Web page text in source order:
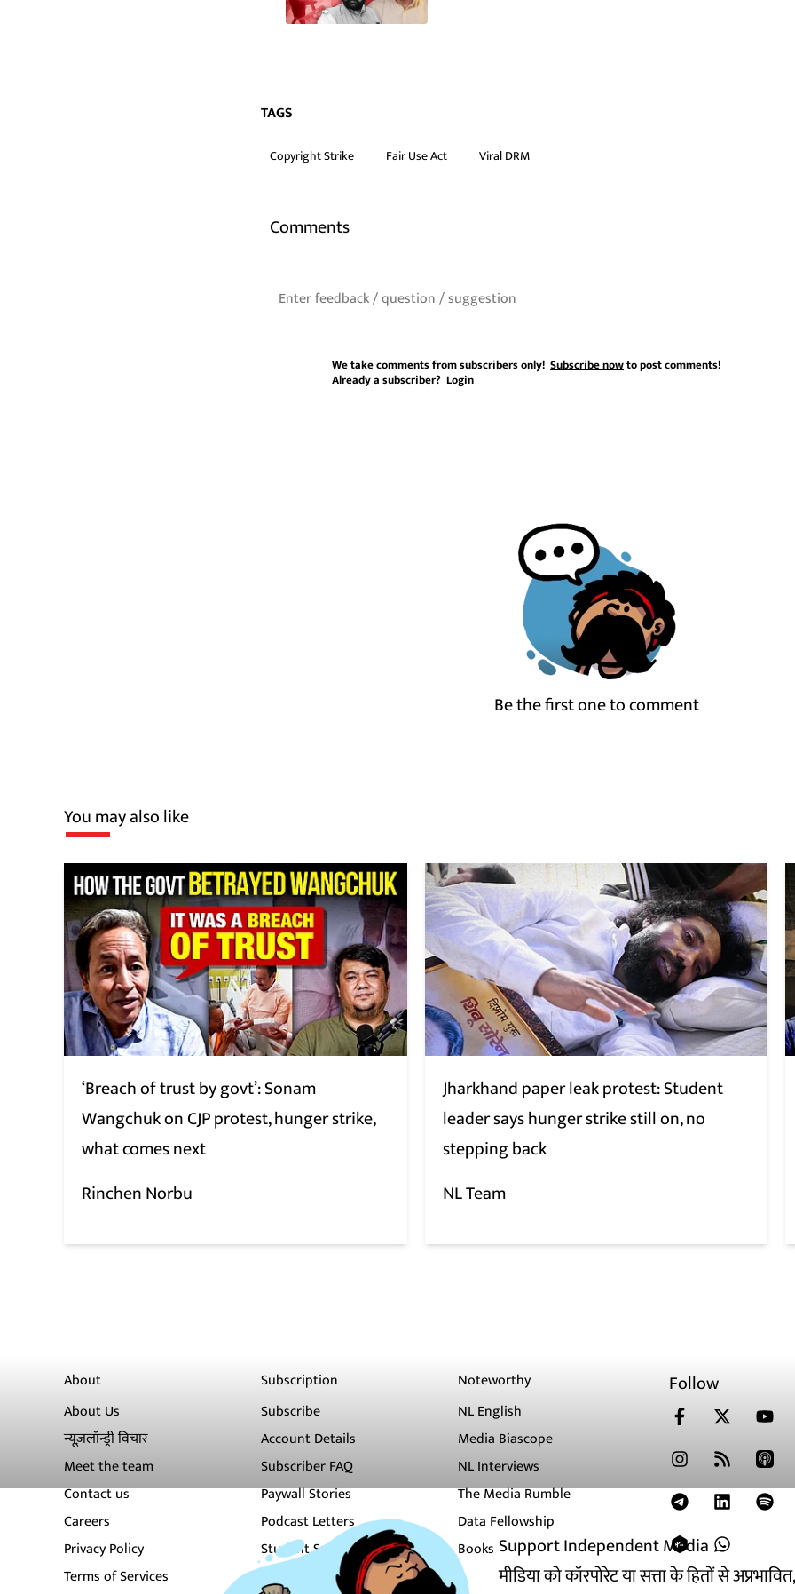
Support Independent Media
मीडिया को कॉरपोरेट या सत्ता के हितों से
TAGS
Copyright Strike Fair Use Act Viral DRM
Comments
We take comments from subscribers only! Subscribe nowto post comments!
Already a subscriber? Login
Be the first one to comment
You may also like
‘Breach of trust by govt’: Sonam
Wangchuk on CJP protest, hunger strike,
what comes next
Rinchen Norbu
Jharkhand paper leak protest: Student
leader says hunger strike still on, no
stepping back
NL Team
About
About Us
न्यूज़लॉन्ड्री विचार
Meet the team
Contact us
Careers
Privacy Policy
Terms of Services
Subscription
Subscribe
Account Details
Subscriber FAQ
Paywall Stories
Podcast Letters
Student Subscription
Newsletters
Noteworthy
NL English
Media Biascope
NL Interviews
The Media Rumble
Data Fellowship
Books
Follow